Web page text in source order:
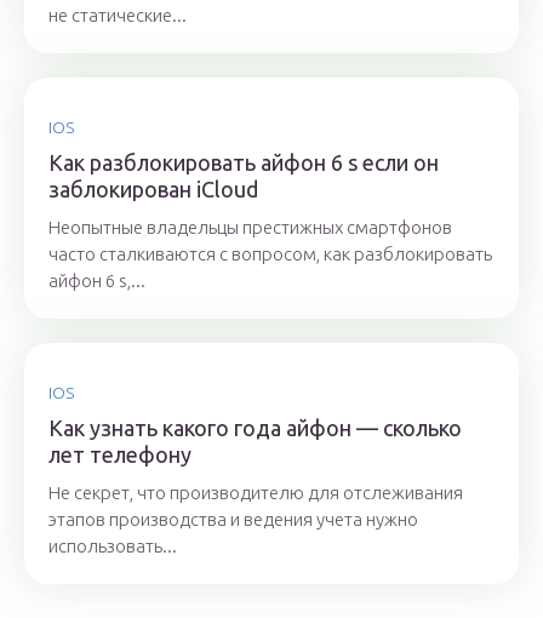
не статические...
IOS
Как разблокировать айфон 6 s если он
заблокирован iCloud
Неопытные владельцы престижных смартфонов
часто сталкиваются с вопросом, как разблокировать
айфон 6 s,...
IOS
Как узнать какого года айфон — сколько
лет телефону
Не секрет, что производителю для отслеживания
этапов производства и ведения учета нужно
использовать...